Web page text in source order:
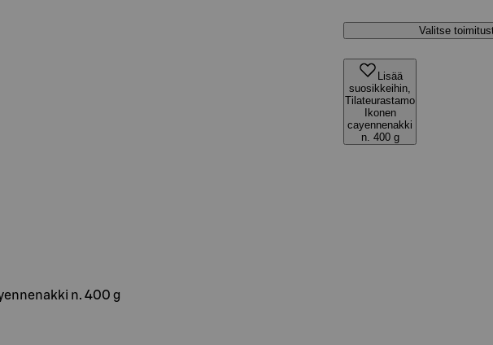
Valitse
Lisää
suosikkeihin,
Tilateurastamo
Ikonen
cayennenakki
n. 400 g
n. 400 g